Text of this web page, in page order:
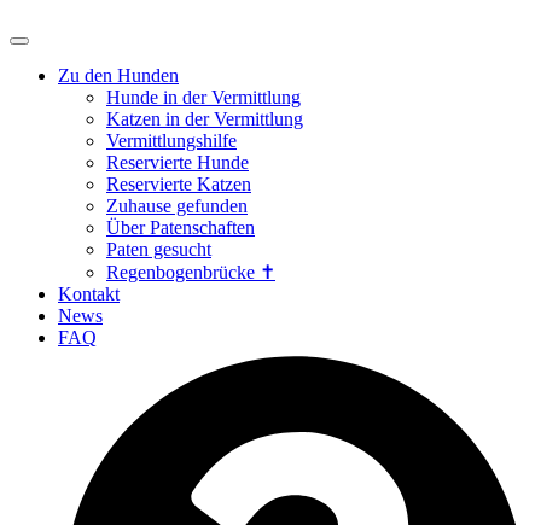
Zu den Hunden
Hunde in der Vermittlung
Katzen in der Vermittlung
Vermittlungshilfe
Reservierte Hunde
Reservierte Katzen
Zuhause gefunden
Über Patenschaften
Paten gesucht
Regenbogenbrücke ✝
Kontakt
News
FAQ